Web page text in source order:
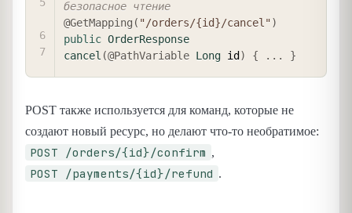
безопасное чтение
@GetMapping ( "/orders/{id}/cancel")
public OrderResponse
cancel (@PathVariable Long id) { . . . }
POST также используется для команд, которые не
создают новый ресурс, но делают что-то необратимое:
POST /orders/{id}/confirm ,
POST /payments/{id}/refund .